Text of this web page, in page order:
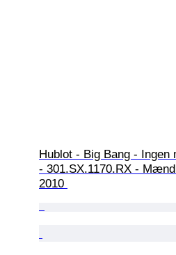
Hublot - Big Bang - Ingen
- 301.SX.1170.RX -
2010